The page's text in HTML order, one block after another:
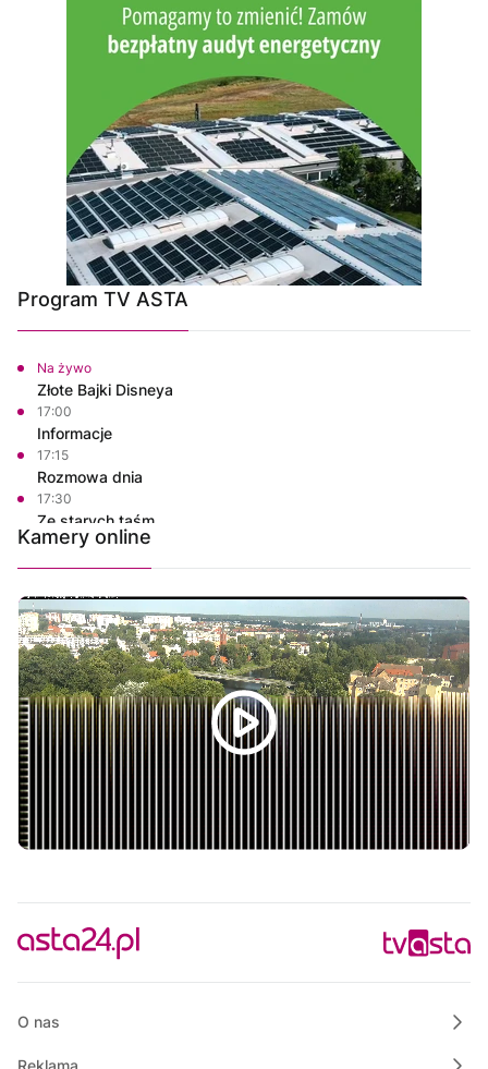
Program TV ASTA
Na żywo
Złote Bajki Disneya
17:00
Informacje
17:15
Rozmowa dnia
17:30
Ze starych taśm
18:30
Informacje
Rozmowa dnia
19:00
Własnymi ścieżkami
19:15
Powiat Wałecki Blisko Natury
19:35
Wielkopolska na Weekend
Informacje
20:30
21:45
Rozmowa dnia
22:00
Kamery online
O nas